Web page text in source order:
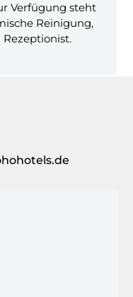
Verfügung steht
Reinigung,